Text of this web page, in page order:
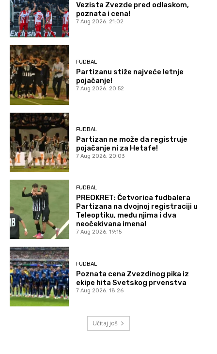
Vezista Zvezde pred odlaskom,
poznata i cena!
7 Aug 2026. 21:02
FUDBAL
Partizanu stiže najveće letnje
pojačanje!
7 Aug 2026. 20:52
FUDBAL
Partizan ne može da registruje
pojačanje ni za Hetafe!
7 Aug 2026. 20:03
FUDBAL
PREOKRET: Četvorica fudbalera
Partizana na dvojnoj registraciji u
Teleoptiku, među njima i dva
neočekivana imena!
7 Aug 2026. 19:15
FUDBAL
Poznata cena Zvezdinog pika iz
ekipe hita Svetskog prvenstva
7 Aug 2026. 18:26
Učitaj još